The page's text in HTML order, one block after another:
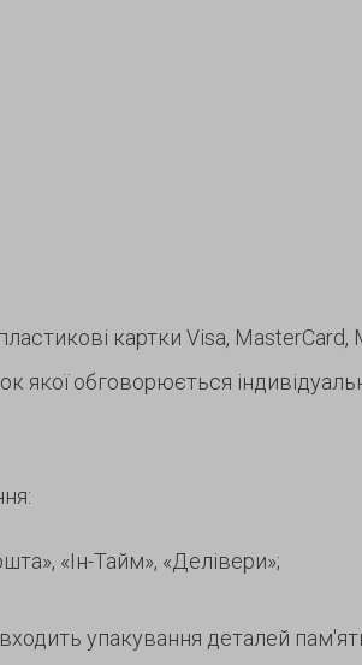
картки Visa, MasterCard,
якої обговорюється
«Ін-Тайм», «Делівери»;
упакування деталей